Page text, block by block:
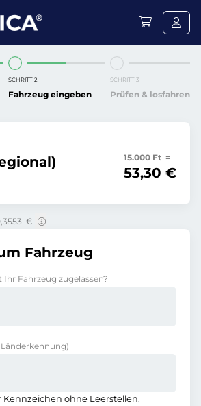
SCHRITT 2
Fahrzeug eingeben
SCHRITT 3
Prüfen & losfahren
15.000 Ft =
53,30 €
€
Fahrzeug
Fahrzeug zugelassen?
Kennzeichen ohne Leerstellen,